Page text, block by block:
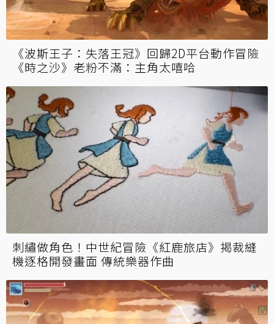
《波斯王子：失落王冠》回歸2D平台動作冒險
《時之沙》老粉不滿：主角太嘻哈
刺繡做角色！中世紀冒險《紅鹿旅店》揭裁縫
機逐格開發畫面 傳統樂器作曲